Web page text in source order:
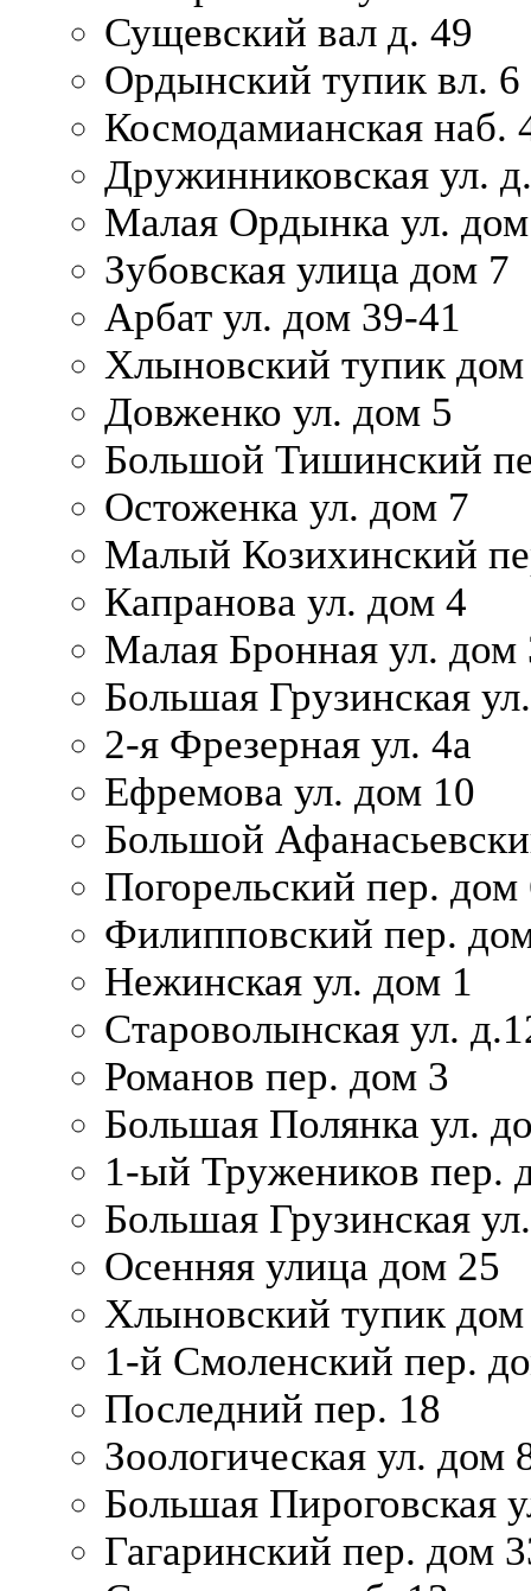
Сущевский вал д. 49
Ордынский тупик вл. 6
Космодамианская наб.
Дружинниковская ул.
Малая Ордынка ул.
Зубовская улица дом 7
Арбат ул. дом 39-41
Хлыновский тупик
Довженко ул. дом 5
Большой Тишинский
Остоженка ул. дом 7
Малый Козихинский
Капранова ул. дом 4
Малая Бронная ул. дом
Большая Грузинская
2-я Фрезерная ул. 4а
Ефремова ул. дом 10
Большой
Погорельский пер. дом
Филипповский пер.
Нежинская ул. дом 1
Староволынская ул.
Романов пер. дом 3
Большая Полянка ул.
1-ый Тружеников пер.
Большая Грузинская
Осенняя улица дом 25
Хлыновский тупик
1-й Смоленский пер.
Последний пер. 18
Зоологическая ул. дом
Большая Пироговская
Гагаринский пер. дом